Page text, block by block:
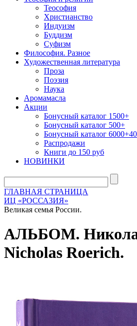
Теософия
Христианство
Индуизм
Буддизм
Суфизм
Философия. Разное
Художественная литература
Проза
Поэзия
Наука
Аромамасла
Акции
Бонусный каталог 1500+
Бонусный каталог 500+
Бонусный каталог
Распродажи
Книги до 150 руб
НОВИНКИ
ГЛАВНАЯ СТРАНИЦА
ИЦ «РОССАЗИЯ»
Великая семья России.
АЛЬБОМ.
Nicholas Roerich.